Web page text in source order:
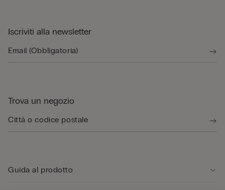
Iscriviti alla newsletter
Trova un negozio
Guida al prodotto